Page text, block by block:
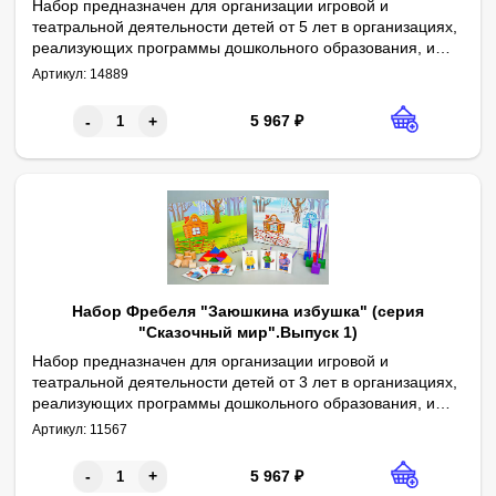
Набор предназначен для организации игровой и
театральной деятельности детей от 5 лет в организациях,
реализующих программы дошкольного образования, и
дома. Может быть использован в качестве игрового,
следующих образовательных областях: речевое развитие,
социально-коммуникативное развитие, познавательное
Игровой набор разработан в соответствии с
Габаритные размеры в упаковке (дл.*шир.*выс.), см: 31*21,5*5.
Комплектность: декорации формата А4 – 2 шт., карточки с
Артикул: 14889
- + 5 967 ₽
Набор Фребеля "Заюшкина избушка" (серия
"Сказочный мир".Выпуск 1)
​Набор предназначен для организации игровой и
театральной деятельности детей от 3 лет в организациях,
реализующих программы дошкольного образования, и
дома. Может быть использован в качестве игрового,
следующих образовательных областях: речевое развитие,
социально-коммуникативное развитие, познавательное
Габаритные размеры в упаковке (дл.*шир.*выс.), см: 31*21,5*5.
Комплектность: декорации формата А4 – 2 шт., карточки с
Игровой набор разработан в соответствии с
Артикул: 11567
- + 5 967 ₽